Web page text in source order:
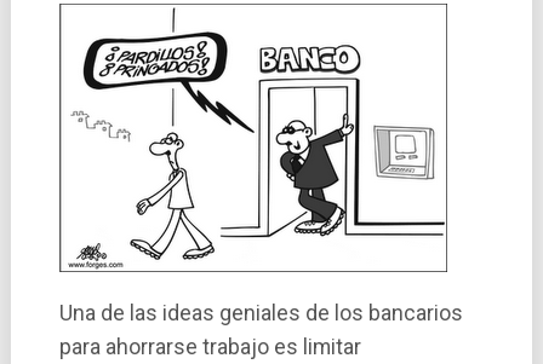
Una de las ideas geniales de los bancarios
para ahorrarse trabajo es limitar